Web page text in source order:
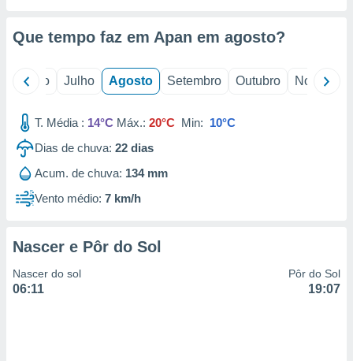
estudos
de
1199
Que tempo faz em Apan em agosto?
Junho Julho Agosto Setembro Outubro Novembro
T. Média : 14°C Máx.: 20°C Min: 10°C
Dias de chuva: 22 dias
Acum. de chuva: 134 mm
Vento médio: 7 km/h
Nascer e Pôr do Sol
Nascer do sol
06:11
Pôr do Sol
19:07